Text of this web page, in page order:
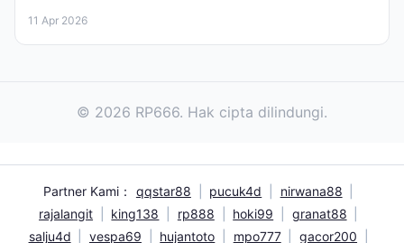
11 Apr 2026
© 2026 RP666. Hak cipta dilindungi.
Partner Kami： qqstar88 pucuk4d nirwana88
rajalangit
king138 rp888 hoki99 granat88
salju4d
vespa69 hujantoto mpo777 gacor200